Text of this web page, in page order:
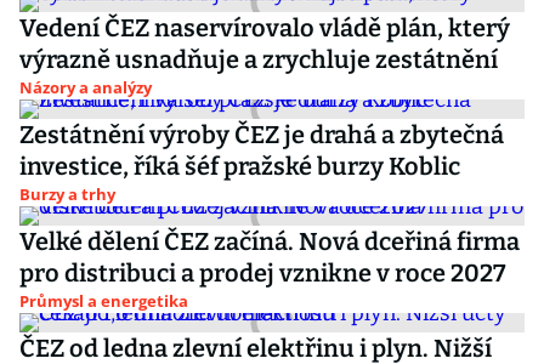
Vedení ČEZ naservírovalo vládě plán, který
výrazně usnadňuje a zrychluje zestátnění
Názory a analýzy
Zestátnění výroby ČEZ je drahá a zbytečná
investice, říká šéf pražské burzy Koblic
Burzy a trhy
Velké dělení ČEZ začíná. Nová dceřiná firma
pro distribuci a prodej vznikne v roce 2027
Průmysl a energetika
ČEZ od ledna zlevní elektřinu i plyn. Nižší